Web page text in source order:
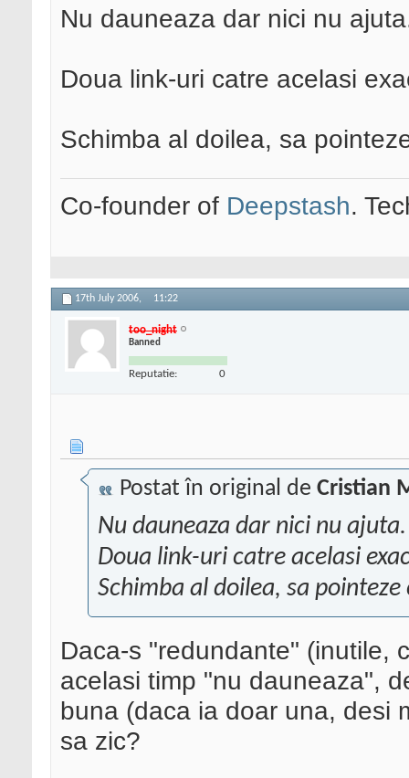
Nu dauneaza dar nici nu
Doua link-uri catre acelasi
Schimba al doilea, sa
Co-founder of Deepstash.
17th July 2006, 11:22
too_night
Banned
Reputatie: 0
Postat în original de Cristian
Nu dauneaza dar nici nu ajuta.
Doua link-uri catre acelasi
Schimba al doilea, sa
Daca-s "redundante" (inutile,
acelasi timp "nu dauneaza",
buna (daca ia doar una, desi
sa zic?